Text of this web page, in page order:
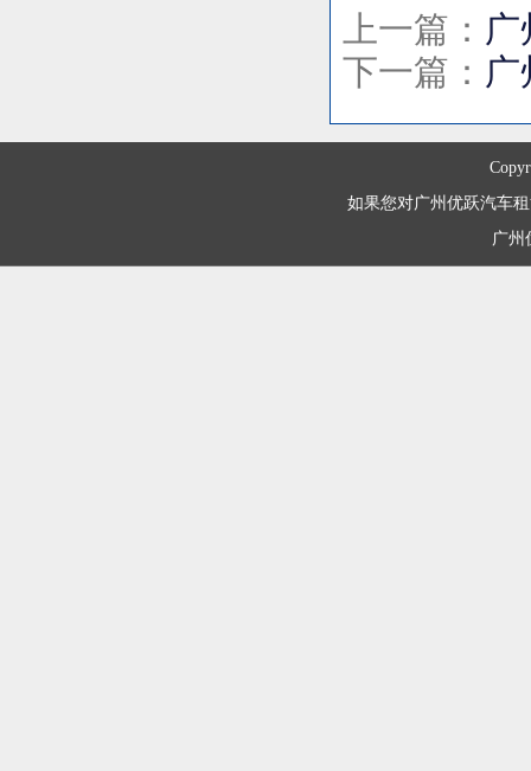
上一篇：
下一篇：
如果您对广州优跃汽车
广州